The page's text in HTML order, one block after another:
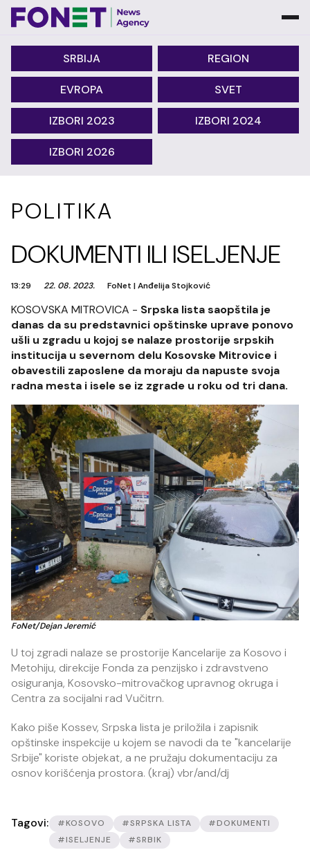
SRBIJA REGION
EVROPA SVET
IZBORI 2023 IZBORI 2024
IZBORI 2026
POLITIKA
DOKUMENTI ILI ISELJENJE
13:29 22. 08. 2023. FoNet |Anđelija Stojković
KOSOVSKA MITROVICA - Srpska lista saopštila je
danas da su predstavnici opštinske uprave ponovo
ušli u zgradu u kojoj se nalaze prostorije srpskih
institucija u severnom delu Kosovske Mitrovice i
obavestili zaposlene da moraju da napuste svoja
radna mesta i isele se iz zgrade u roku od tri dana.
FoNet/Dejan Jeremić
U toj zgradi nalaze se prostorije Kancelarije za Kosovo i
Metohiju, direkcije Fonda za penzijsko i zdravstveno
osiguranja, Kosovsko-mitrovačkog upravnog okruga i
Centra za socijalni rad Vučitrn.
Kako piše Kossev, Srpska lista je priložila i zapisnik
opštinske inspekcije u kojem se navodi da te "kancelarije
Srbije" koriste objekat, a ne pružaju dokumentaciju za
osnov korišćenja prostora. (kraj) vbr/and/dj
Tagovi: #KOSOVO #SRPSKA LISTA
#DOKUMENTI
#ISELJENJE
#SRBIK